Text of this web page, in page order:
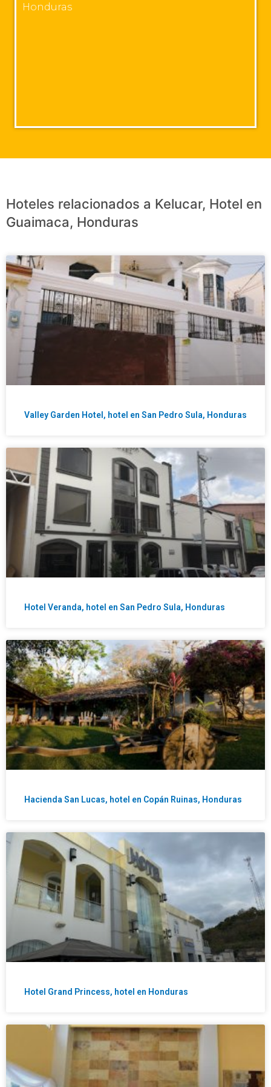
Honduras
Hoteles relacionados a Kelucar, Hotel en
Guaimaca, Honduras
Valley Garden Hotel, hotel en San Pedro Sula, Honduras
Hotel Veranda, hotel en San Pedro Sula, Honduras
Hacienda San Lucas, hotel en Copán Ruinas, Honduras
Hotel Grand Princess, hotel en Honduras